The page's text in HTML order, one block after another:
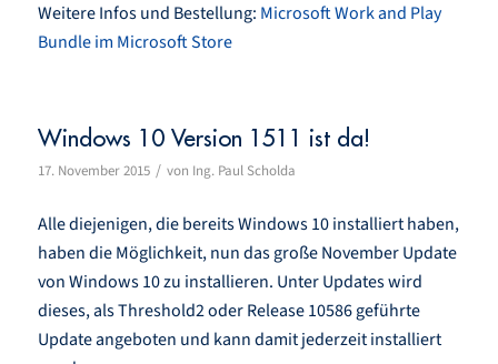
Weitere Infos und Bestellung: Microsoft Work and Play
Bundle im Microsoft Store
Windows 10 Version 1511 ist da!
17. November 2015 / von Ing. Paul Scholda
Alle diejenigen, die bereits Windows 10 installiert haben,
haben die Möglichkeit, nun das große November Update
von Windows 10 zu installieren. Unter Updates wird
dieses, als Threshold2 oder Release 10586 geführte
Update angeboten und kann damit jederzeit installiert